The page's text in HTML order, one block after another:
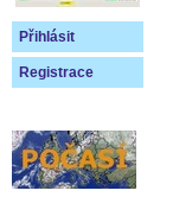
Přihlásit
Registrace